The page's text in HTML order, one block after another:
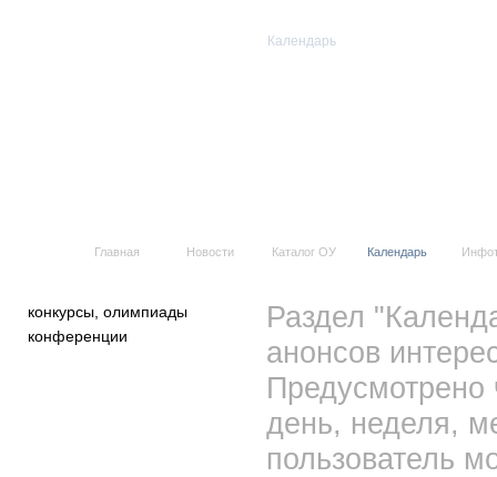
Главная Новости Каталог ОУ Календарь
Календарь
конкурсы, олимпиады
конференции
Раздел
анонсов
день, неделя,
пользователь